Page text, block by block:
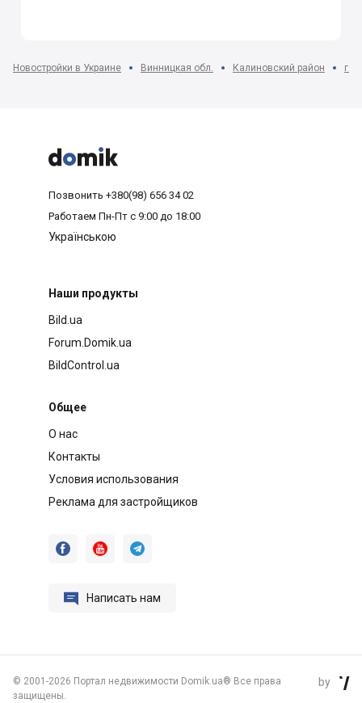
Новостройки в Украине Винницкая обл. Калиновский район г.



Позвонить +380(98) 656 34 02
Работаем Пн-Пт с 9:00 до 18:00
Українською
Наши продукты
Bild.ua
Forum.Domik.ua
BildControl.ua
Общее
О нас
Контакты
Условия использования
Реклама для застройщиков
  
 Написать нам
© 2001-2026 Портал недвижимости Domik.ua® Все права
защищены.
by 